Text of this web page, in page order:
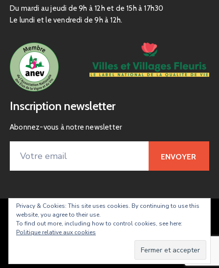
Du mardi au jeudi de 9h à 12h et de 15h à 17h30
Le lundi et le vendredi de 9h à 12h.
Inscription newsletter
Abonnez-vous à notre newsletter
Taradeau – site officiel de la commune
Privacy & Cookies: This site uses cookies. By continuing to use this
website, you agree to their use.
To find out more, including how to control cookies, see here:
Politique relative aux cookies